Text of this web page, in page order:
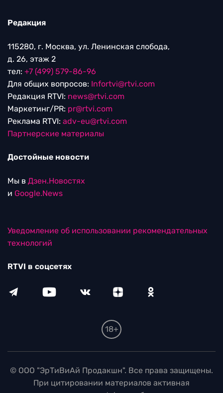
Редакция
115280, г. Москва, ул. Ленинская слобода,
д. 26, этаж 2
тел: +7 (499) 579-86-96
Для общих вопросов: Infortvi@rtvi.com
Редакция RTVI: news@rtvi.com
Маркетинг/PR: pr@rtvi.com
Реклама RTVI: adv-eu@rtvi.com
Партнерские материалы
Достойные новости
Мы в Дзен.Новостях
и Google.News
Уведомление об использовании рекомендательных
технологий
RTVI в соцсетях
18+
© ООО "ЭрТиВиАй Продакшн". Все права защищены.
При цитировании материалов активная